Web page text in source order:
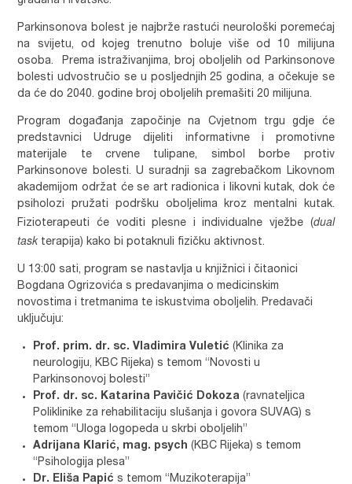
Parkinsonova bolest je najbrže rastući neurološki poremećaj
na svijetu, od kojeg trenutno boluje više od 10 milijuna
osoba. Prema istraživanjima, broj oboljelih od Parkinsonove
bolesti udvostručio se u posljednjih 25 godina, a očekuje se
da će do 2040. godine broj oboljelih premašiti 20 milijuna.
Program događanja započinje na Cvjetnom trgu gdje će
predstavnici Udruge dijeliti informativne i promotivne
materijale te crvene tulipane, simbol borbe protiv
Parkinsonove bolesti. U suradnji sa zagrebačkom Likovnom
akademijom održat će se art radionica i likovni kutak, dok će
psiholozi pružati podršku oboljelima kroz mentalni kutak.
Fizioterapeuti će voditi plesne i individualne vježbe (dual
task terapija) kako bi potaknuli fizičku aktivnost.
U 13:00 sati, program se nastavlja u knjižnici i čitaonici
Bogdana Ogrizovića s predavanjima o medicinskim
novostima i tretmanima te iskustvima oboljelih. Predavači
uključuju:
Prof. prim. dr. sc. Vladimira Vuletić (Klinika za
neurologiju, KBC Rijeka) s temom “Novosti u
Parkinsonovoj bolesti”
Prof. dr. sc. Katarina Pavičić Dokoza (ravnateljica
Poliklinike za rehabilitaciju slušanja i govora SUVAG) s
temom “Uloga logopeda u skrbi oboljelih”
Adrijana Klarić, mag. psych (KBC Rijeka) s temom
“Psihologija plesa”
Dr. Eliša Papić s temom “Muzikoterapija”